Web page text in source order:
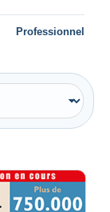
Professionnel